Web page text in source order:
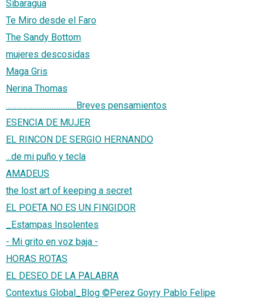
Sibaragua
Te Miro desde el Faro
The Sandy Bottom
mujeres descosidas
Maga Gris
Nerina Thomas
........................................Breves pensamientos
ESENCIA DE MUJER
EL RINCON DE SERGIO HERNANDO
...de mi puño y tecla
AMADEUS
the lost art of keeping a secret
EL POETA NO ES UN FINGIDOR
_Estampas Insolentes
- Mi grito en voz baja -
HORAS ROTAS
EL DESEO DE LA PALABRA
Contextus Global_Blog ©Perez Goyry Pablo Felipe